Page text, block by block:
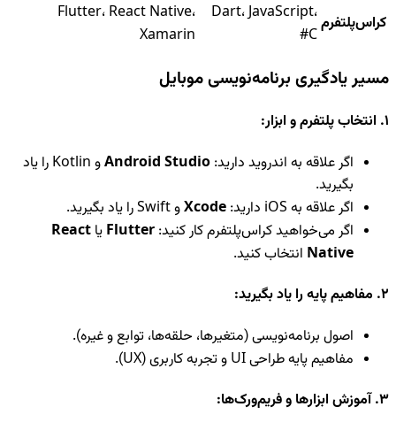
کراس‌پلتفرمDart، JavaScript،
C#
Flutter، React Native،
Xamarin
مسیر یادگیری برنامه‌نویسی موبایل
1. انتخاب پلتفرم و ابزار:
اگر علاقه به اندروید دارید: Android Studio
و Kotlin را یاد
بگیرید.
اگر علاقه به iOS دارید:
Xcodeو Swift را یاد بگیرید.
اگر می‌خواهید کراس‌پلتفرم کار کنید: Flutter یا React
Native انتخاب کنید.
2. مفاهیم پایه را یاد بگیرید:
اصول برنامه‌نویسی (متغیرها، حلقه‌ها، توابع و غیره).
مفاهیم پایه طراحی UI و تجربه کاربری (UX).
3. آموزش ابزارها و فریم‌ورک‌ها: